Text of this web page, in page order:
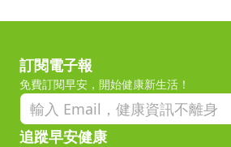
訂閱電子報
免費訂閱早安，開始健康新生活！
追蹤早安健康